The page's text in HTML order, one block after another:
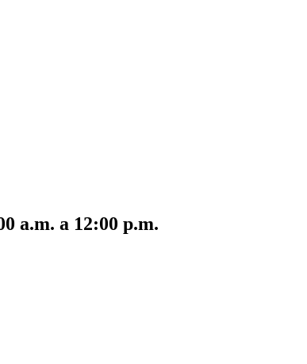
a.m. a 12:00 p.m.